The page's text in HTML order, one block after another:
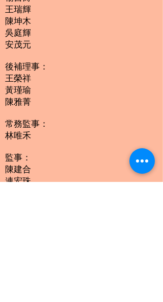
王瑞輝
陳坤木
吳庭輝
安茂元
後補理事：
王榮祥
黃瑾瑜
陳雅菁
常務監事：
林唯禾
監事：
陳建合
連宏珠